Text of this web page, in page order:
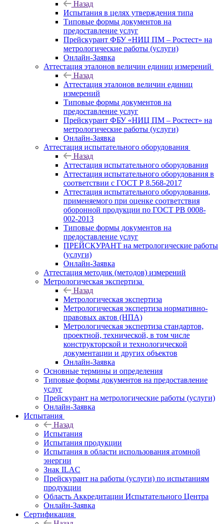
Назад
Испытания в целях утверждения типа
Типовые формы документов на
предоставление услуг
Прейскурант ФБУ «НИЦ ПМ – Ростест» на
метрологические работы (услуги)
Онлайн-Заявка
Аттестация эталонов величин единиц измерений
Назад
Аттестация эталонов величин единиц
измерений
Типовые формы документов на
предоставление услуг
Прейскурант ФБУ «НИЦ ПМ – Ростест» на
метрологические работы (услуги)
Онлайн-Заявка
Аттестация испытательного оборудования
Назад
Аттестация испытательного оборудования
Аттестация испытательного оборудования в
соответствии с ГОСТ Р 8.568-2017
Аттестация испытательного оборудования,
применяемого при оценке соответствия
оборонной продукции по ГОСТ РВ 0008-
002-2013
Типовые формы документов на
предоставление услуг
ПРЕЙСКУРАНТ на метрологические работы
(услуги)
Онлайн-Заявка
Аттестация методик (методов) измерений
Метрологическая экспертиза
Назад
Метрологическая экспертиза
Метрологическая экспертиза нормативно-
правовых актов (НПА)
Метрологическая экспертиза стандартов,
проектной, технической, в том числе
конструкторской и технологической
документации и других объектов
Онлайн-Заявка
Основные термины и определения
Типовые формы документов на предоставление
услуг
Прейскурант на метрологические работы (услуги)
Онлайн-Заявка
Испытания
Назад
Испытания
Испытания продукции
Испытания в области использования атомной
энергии
Знак ILAC
Прейскурант на работы (услуги) по испытаниям
продукции
Область Аккредитации Испытательного Центра
Онлайн-Заявка
Сертификация